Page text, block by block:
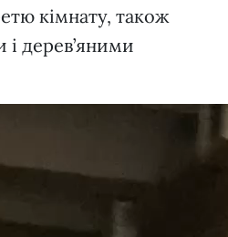
кімнату, також
і дерев’яними